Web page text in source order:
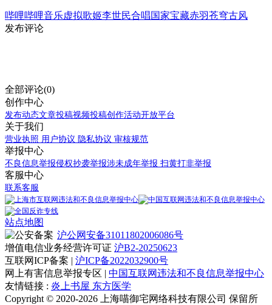
哔哩哔哩音乐虚拟歌姬李世民合唱国家宝藏赤羽苍穹古风
发布评论
全部评论(0)
创作中心
发布动态文章投稿视频投稿创作活动开放平台
关于我们
营业执照 用户协议 隐私协议 审核规范
举报中心
不良信息举报侵权抄袭举报涉未成年举报 扫黄打非举报
客服中心
联系客服
站点地图
沪公网安备31011802006086号
增值电信业务经营许可证 沪B2-20250623
互联网ICP备案 | 沪ICP备2022032900号
网上有害信息举报专区 | 中国互联网违法和不良信息举报中心
友情链接 : 炎上书屋 东方医学
Copyright © 2020-2026 上海喵御宅网络科技有限公司 保留所